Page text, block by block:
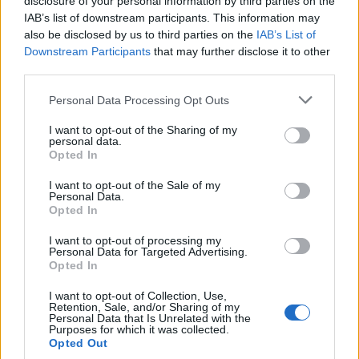
IAB’s list of downstream participants. This information may
also be disclosed by us to third parties on the IAB’s List of
Downstream Participants that may further disclose it to other
Personal Data Processing Opt Outs
I want to opt-out of the Sharing of my
personal data.
Opted In
I want to opt-out of the Sale of my
Personal Data.
Opted In
I want to opt-out of processing my
Personal Data for Targeted Advertising.
Opted In
I want to opt-out of Collection, Use,
Retention, Sale, and/or Sharing of my
Personal Data that Is Unrelated with the
Purposes for which it was collected.
Opted Out
série, pelo italiano Luciano Darderi, pelo chileno
Alejandro Tabilo e pelo belga Alexander Blockx.
Um dos momentos mais aguardados da semana foi
também o regresso do suíço Stan Wawrinka ao Estoril,
integrado na digressão de despedida do antigo vencedor
A edição de 2026 ficou igualmente marcada pela maior
realizado em território nacional. Nuno Borges, Jaime
Faria, Henrique Rocha, Frederico Ferreira Silva, Tiago
beneficiando, de igual modo, da reorganização dos wild
cards após as entradas diretas de alguns jogadores.
Entre os portugueses, Tiago Torres e Jaime Faria
protagonizaram as melhores campanhas da edição,
ambos alcançando os quartos de final. Torres assinou
económico e cultural” do município
português
A cidade de Castelo Branco, na região Centro de
de Cultura Contemporânea de Castelo Branco (CCCCB),
a primeira edição da “Bienal Internacional de Artes e
Castelo Branco, através da Divisão de Museus e Cultura,
e integrada na programação do “Festival Sabores de
Perdição”, que decorrerá entre 3 e 6 de setembro.
A Bienal nasce na sequência da inclusão de Castelo
Branco na “Rede de Cidades Criativas da UNESCO”,